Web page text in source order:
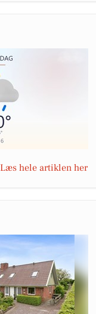
Læs hele artiklen her